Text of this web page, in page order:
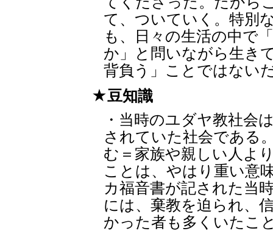
て、ついていく。特別
も、日々の生活の中で
か」と問いながら生き
背負う」ことではない
豆知識
・当時のユダヤ教社会
されていた社会である
む＝家族や親しい人よ
ことは、やはり重い意
カ福音書が記された当
には、棄教を迫られ、
かった者も多くいたこ